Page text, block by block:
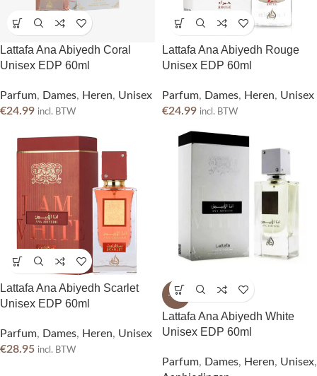
Lattafa Ana Abiyedh Coral
Unisex EDP 60ml
Parfum, Dames, Heren, Unisex
€24.99 incl. BTW
Lattafa Ana Abiyedh Rouge
Unisex EDP 60ml
Parfum, Dames, Heren, Unisex
€24.99 incl. BTW
Lattafa Ana Abiyedh Scarlet
Unisex EDP 60ml
Parfum, Dames, Heren, Unisex
€28.95 incl. BTW
-17%
Lattafa Ana Abiyedh White
Unisex EDP 60ml
Parfum, Dames, Heren, Unisex,